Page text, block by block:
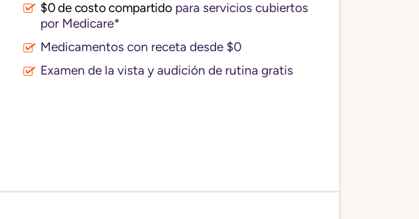
$0 de costo compartidopara servicios cubiertos
por Medicare*
Medicamentos con receta desde $0
Examen de la vista y audición de rutina gratis